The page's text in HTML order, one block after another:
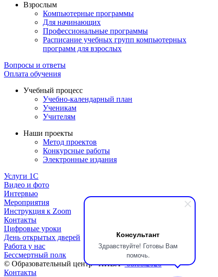
Консультант
Здравствуйте! Готовы Вам
помочь.
Взрослым
Компьютерные программы
Для начинающих
Профессиональные программы
Расписание учебных групп компьютерных
программ для взрослых
Вопросы и ответы
Оплата обучения
Учебный процесс
Учебно-календарный план
Ученикам
Учителям
Наши проекты
Метод проектов
Конкурсные работы
Электронные издания
Услуги 1C
Видео и фото
Интервью
Мероприятия
Инструкция к Zoom
Контакты
Цифровые уроки
День открытых дверей
Работа у нас
Бессмертный полк
© Образовательный центр «НИВА»08.08.2026
Контакты